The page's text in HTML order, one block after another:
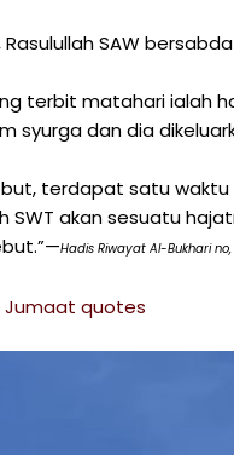
Rasulullah SAW
terbit matahari ialah
syurga dan dia
terdapat satu waktu
SWT akan sesuatu
Hadis Riwayat Al-Bukhari
Jumaat quotes